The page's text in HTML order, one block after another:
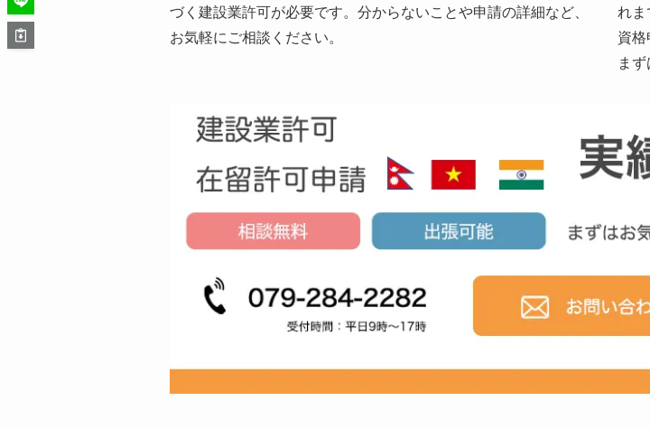
づく建設業許可が必要です。分からないことや申請の詳細など、
お気軽にご相談ください。
れ
資
ま